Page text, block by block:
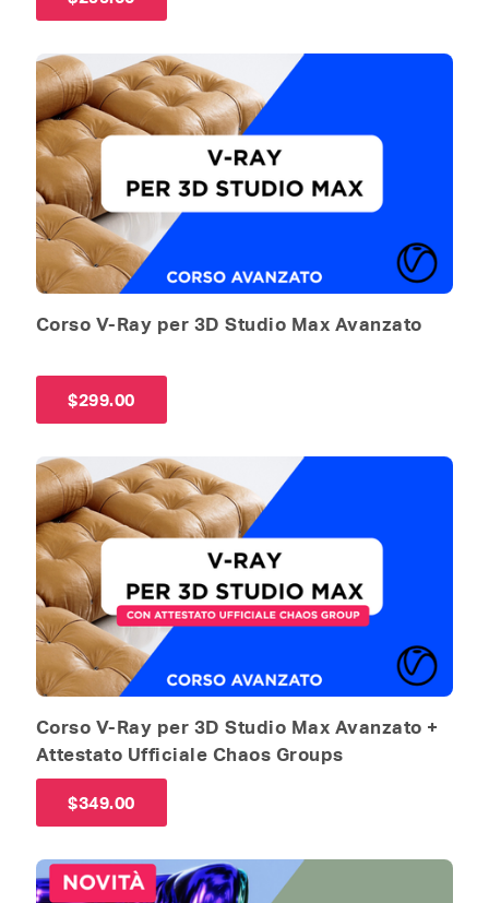
Corso V-Ray per 3D Studio Max Avanzato
$299.00
Corso V-Ray per 3D Studio Max Avanzato +
Attestato Ufficiale Chaos Groups
$349.00